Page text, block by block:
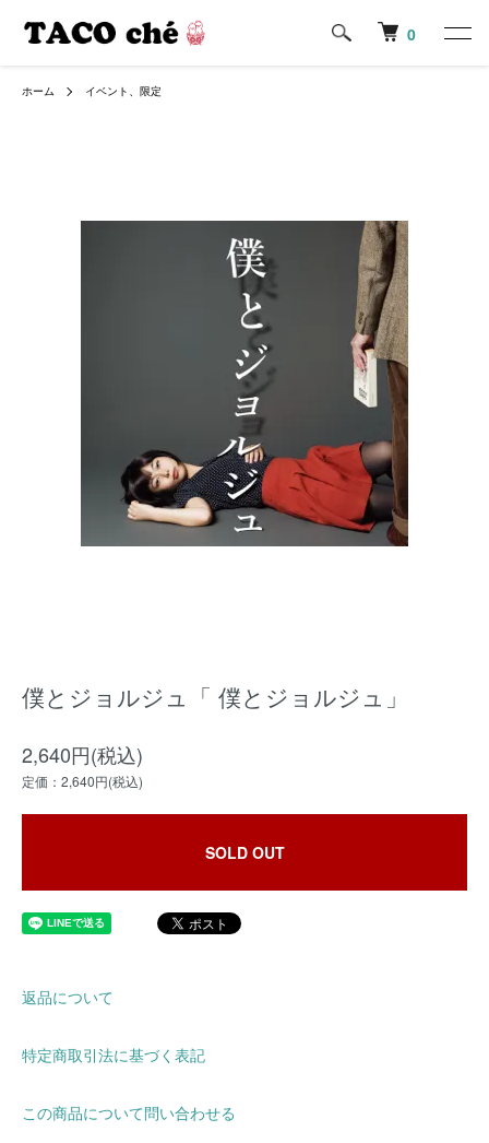
0
ホーム イベント、限定
僕とジョルジュ「 僕とジョルジュ」
2,640円(税込)
定価：2,640円(税込)
SOLD OUT
返品について
特定商取引法に基づく表記
この商品について問い合わせる